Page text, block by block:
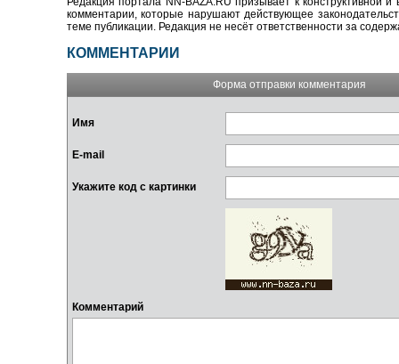
комментарии, которые нарушают действующее
теме публикации. Редакция не несёт ответственности за
КОММЕНТАРИИ
Форма отправки комментария
Имя
E-mail
Укажите код с картинки
Комментарий